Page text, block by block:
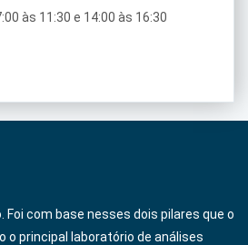
às 11:30 e 14:00 às 16:30
Foi com base nesses dois pilares que o
o principal laboratório de análises